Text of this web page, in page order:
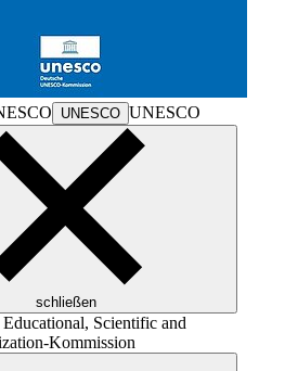
UNESCO UNESCO
schließen
Scientific and
-Kommission